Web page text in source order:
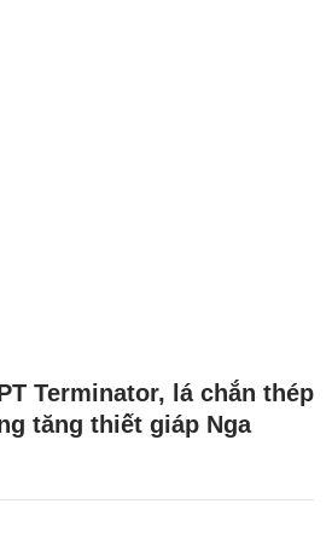
Terminator, lá chắn thép
tăng thiết giáp Nga